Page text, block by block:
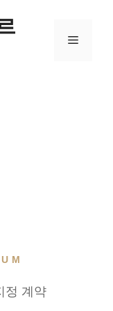
메
정 계약